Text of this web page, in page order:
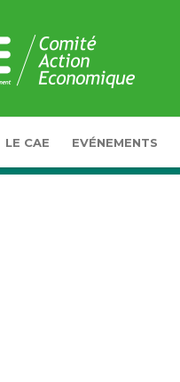
LE CAE EVÉNEMENTS